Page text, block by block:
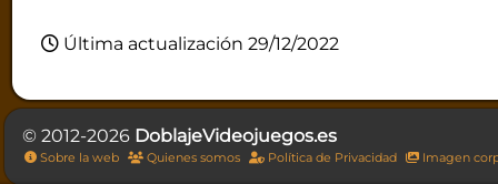
Última actualización 29/12/2022
© 2012-2026 DoblajeVideojuegos.es
Sobre la web Quienes somos Política de Privacidad Imagen